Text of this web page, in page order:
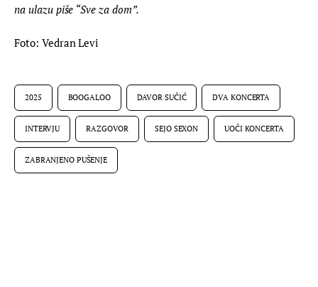
na ulazu piše “Sve za dom”.
Foto: Vedran Levi
2025 BOOGALOO DAVOR SUČIĆ DVA KONCERTA
INTERVJU RAZGOVOR SEJO SEXON UOČI KONCERTA
ZABRANJENO PUŠENJE